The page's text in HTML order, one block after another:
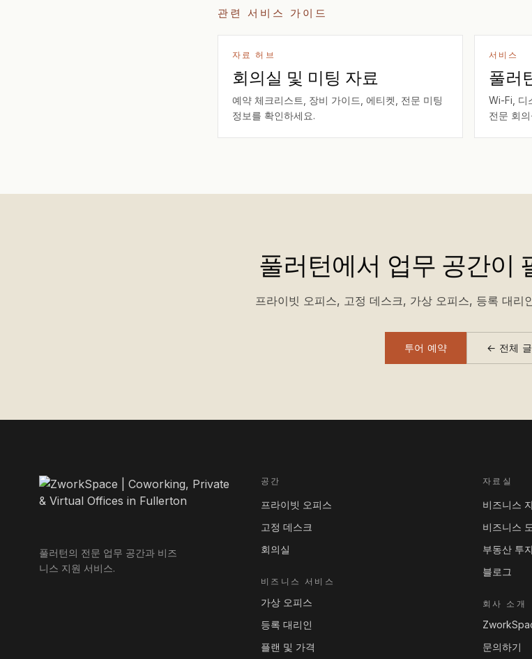
관련 서비스 가이드
자료 허브
회의실 및 미팅 자료
예약 체크리스트, 장비 가이드, 에티켓, 전문 미팅
정보를 확인하세요.
서비스
풀러
Wi-Fi, 디
전문 회
풀러턴에서 업무 공간이
프라이빗 오피스, 고정 데스크, 가상 오피스, 등록 대
투어 예약 ← 전체 글
풀러턴의 전문 업무 공간과 비즈
니스 지원 서비스.
공간
프라이빗 오피스
고정 데스크
회의실
비즈니스 서비스
가상 오피스
등록 대리인
플랜 및 가격
자료실
비즈니스
비즈니스
부동산 투
블로그
회사 소개
문의하기